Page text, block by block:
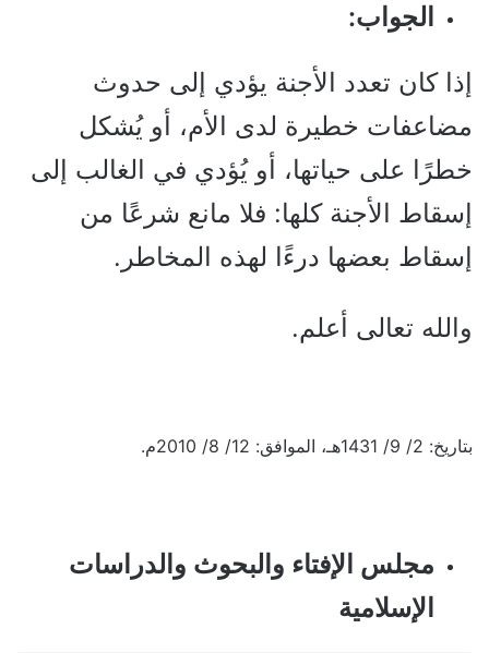
الجواب:
إذا كان تعدد الأجنة يؤدي إلى حدوث
مضاعفات خطيرة لدى الأم، أو يُشكل
خطرًا على حياتها، أو يُؤدي في الغالب إلى
إسقاط الأجنة كلها: فلا مانع شرعًا من
إسقاط بعضها درءًا لهذه المخاطر.
والله تعالى أعلم.
بتاريخ: 2/ 9/ 1431هـ، الموافق: 12/ 8/ 2010م.
مجلس الإفتاء والبحوث والدراسات
الإسلامية